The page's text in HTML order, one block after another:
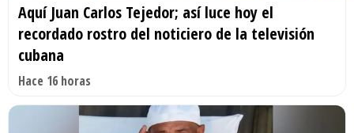
Aquí Juan Carlos Tejedor; así luce hoy el
recordado rostro del noticiero de la televisión
cubana
Hace 16 horas